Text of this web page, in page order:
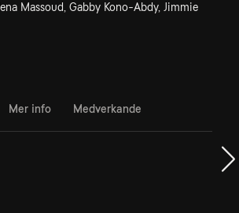
Massoud, Gabby Kono-Abdy, Jimmie
Mer info Medverkande